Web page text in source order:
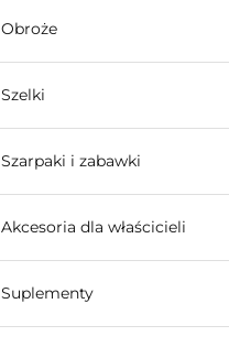
Obroże
Szelki
Szarpaki i zabawki
Akcesoria dla właścicieli
Suplementy